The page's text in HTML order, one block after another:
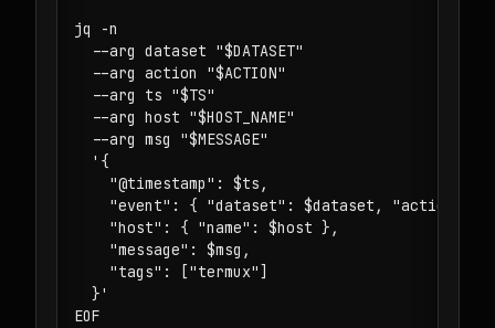
jq -n
  --arg dataset "$DATASET"
  --arg action "$ACTION"
  --arg ts "$TS"
  --arg host "$HOST_NAME"
  --arg msg "$MESSAGE"
  '{
    "@timestamp": $ts,
"event": { "dataset": $dataset, "action":
    "host": { "name": $host },
    "message": $msg,
    "tags": ["termux"]
  }'
EOF